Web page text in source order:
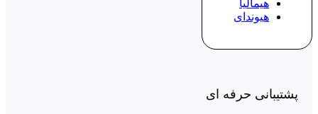
هیمالیا
هیوندای
پشتیبانی حرفه ای